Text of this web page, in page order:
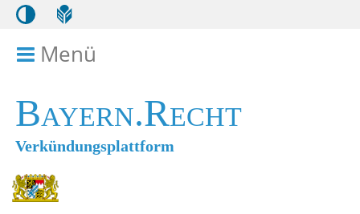
Menü
Bayern.Recht
Verkündungsplattform